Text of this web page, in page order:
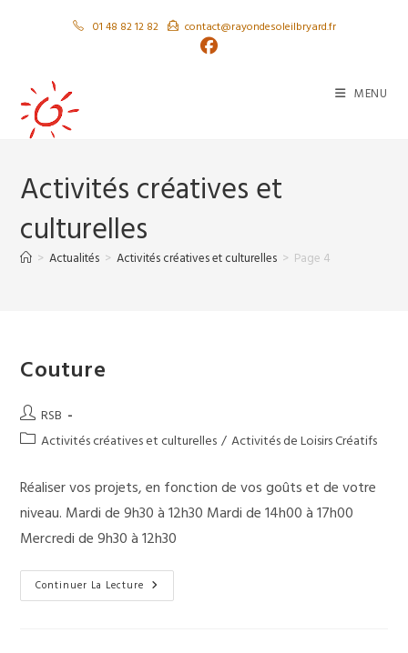
01 48 82 12 82 contact@rayondesoleilbryard.fr
MENU
Activités créatives et
culturelles
> Actualités > Activités créatives et culturelles > Page 4
Couture
Auteur/autrice
de
RSB
PostActivités créatives et culturelles / Activités de Loisirs Créatifs
Réaliser vos projets, en fonction de vos goûts et de votre
niveau. Mardi de 9h30 à 12h30 Mardi de 14h00 à 17h00
Mercredi de 9h30 à 12h30
Continuer La Lecture Couture